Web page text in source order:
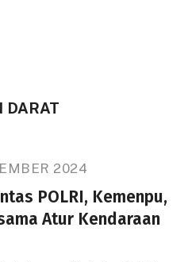
DARAT
2024
POLRI, Kemenpu,
Atur Kendaraan